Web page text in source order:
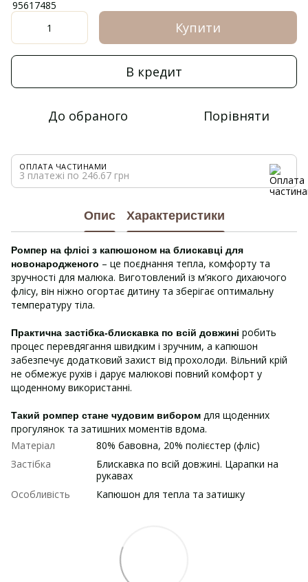
Купити
В кредит
До обраного Порівняти
ОПЛАТА ЧАСТИНАМИ
3 платежі по 246.67 грн
Опис Характеристики
Ромпер на флісі з капюшоном на блискавці для
новонародженого – це поєднання тепла, комфорту та
зручності для малюка. Виготовлений із м’якого дихаючого
флісу, він ніжно огортає дитину та зберігає оптимальну
температуру тіла.
Практична застібка-блискавка по всій довжині робить
процес перевдягання швидким і зручним, а капюшон
забезпечує додатковий захист від прохолоди. Вільний крій
не обмежує рухів і дарує малюкові повний комфорт у
щоденному використанні.
Такий ромпер стане чудовим вибором для щоденних
прогулянок та затишних моментів вдома.
Матеріал
80% бавовна, 20% полієстер (фліс)
Застібка
Блискавка по всій довжині. Царапки на
рукавах
Особливість
Капюшон для тепла та затишку